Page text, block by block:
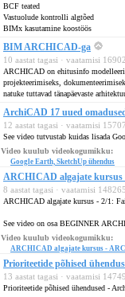
BCF teated
Vastuolude kontrolli algtõed
BIMx kasutamine koostöös
BIM ARCHICAD-ga
10 aastat tagasi · vaatamisi
ARCHICAD on ehitusinfo
projekteerimiseks,
natuke tuttavad tänapäevaste
ArchiCAD 17 uued
12 aastat tagasi · vaatamisi
See video tutvustab kuidas lisada
Video kuulub videokogumikku:
Google Earth, SketchUp ühendus
ARCHICAD algajate kursus
8 aastat tagasi · vaatamisi 148265
ARCHICAD algajate kursus - 2/1:
See video on osa BEGINNER
Video kuulub videokogumikku:
ARCHICAD algajate kursus -
Prioriteetide põhised
13 aastat tagasi · vaatamisi
Prioriteetide põhised ühendused -